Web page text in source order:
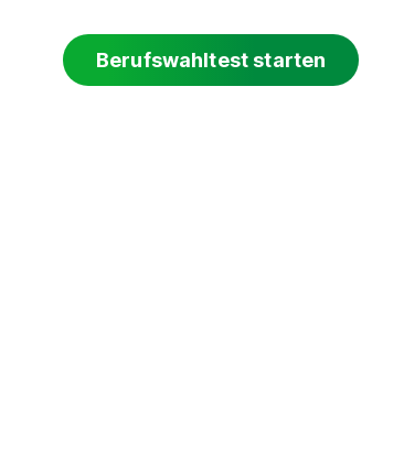
Berufswahltest starten